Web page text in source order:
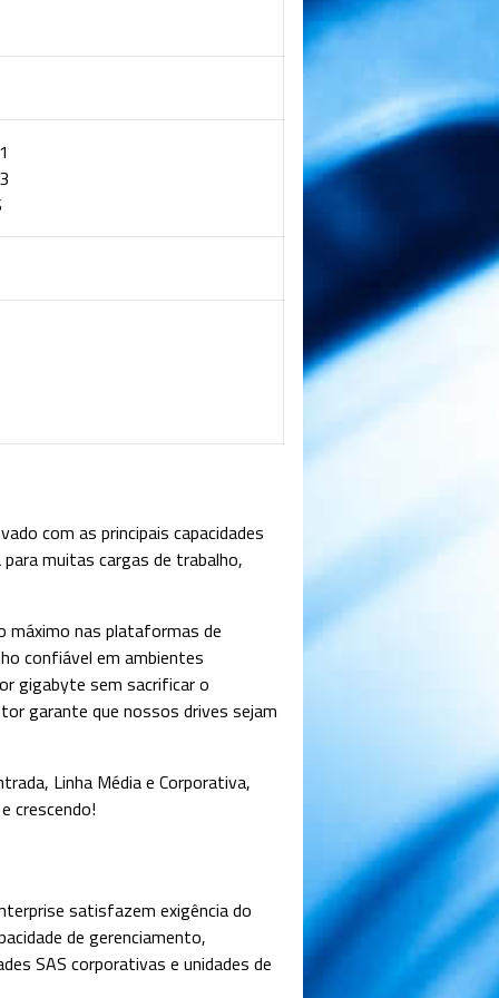
com as principais capacidades
muitas cargas de trabalho,
máximo nas plataformas de
confiável em ambientes
gigabyte sem sacrificar o
garante que nossos drives sejam
Linha Média e Corporativa,
crescendo!
satisfazem exigência do
de gerenciamento,
SAS corporativas e unidades de